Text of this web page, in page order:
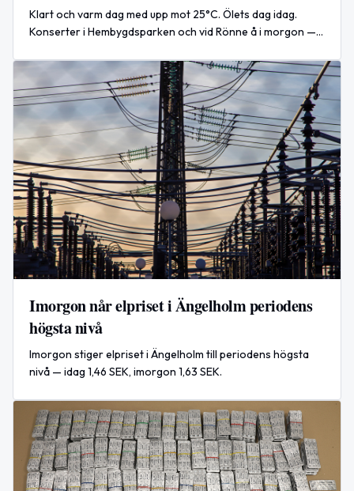
Klart och varm dag med upp mot 25°C. Ölets dag idag.
Konserter i Hembygdsparken och vid Rönne å i morgon —
Imorgon når elpriset i Ängelholm periodens
högsta nivå
Imorgon stiger elpriset i Ängelholm till periodens högsta
nivå — idag 1,46 SEK, imorgon 1,63 SEK.